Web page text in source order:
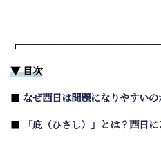
▼ 目次
■ なぜ西日は問題になりやすいの
■
「庇（ひさし）」とは？西日